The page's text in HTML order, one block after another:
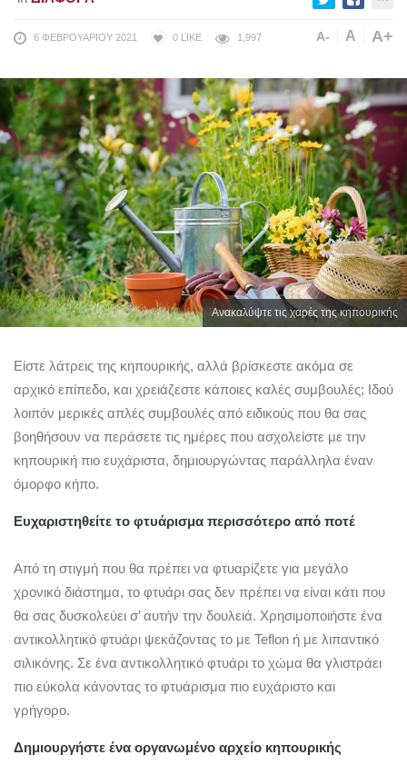
6 ΦΕΒΡΟΥΑΡΊΟΥ 2021 0 LIKE 1,997 A- A A+
Ανακαλύψτε τις χαρές της κηπουρικής
Είστε λάτρεις της κηπουρικής, αλλά βρίσκεστε ακόμα σε
αρχικό επίπεδο, και χρειάζεστε κάποιες καλές συμβουλές; Ιδού
λοιπόν μερικές απλές συμβουλές από ειδικούς που θα σας
βοηθήσουν να περάσετε τις ημέρες που ασχολείστε με την
κηπουρική πιο ευχάριστα, δημιουργώντας παράλληλα έναν
όμορφο κήπο.
Ευχαριστηθείτε το φτυάρισμα περισσότερο από ποτέ
Από τη στιγμή που θα πρέπει να φτυαρίζετε για μεγάλο
χρονικό διάστημα, το φτυάρι σας δεν πρέπει να είναι κάτι που
θα σας δυσκολεύει σ’ αυτήν την δουλειά. Χρησιμοποιήστε ένα
αντικολλητικό φτυάρι ψεκάζοντας το με Teflon ή με λιπαντικό
σιλικόνης. Σε ένα αντικολλητικό φτυάρι το χώμα θα γλιστράει
πιο εύκολα κάνοντας το φτυάρισμα πιο ευχάριστο και
γρήγορο.
Δημιουργήστε ένα οργανωμένο αρχείο κηπουρικής